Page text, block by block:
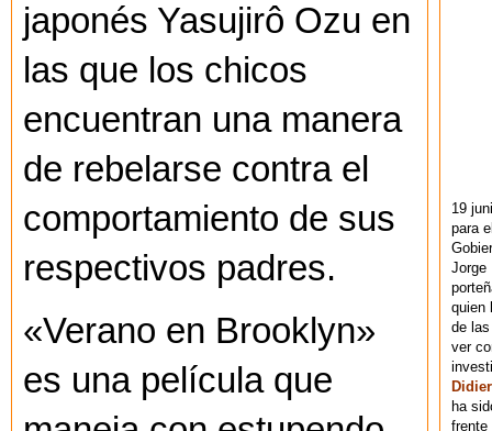
japonés Yasujirô Ozu en
las que los chicos
encuentran una manera
de rebelarse contra el
comportamiento de sus
respectivos padres.
«Verano en Brooklyn»
es una película que
19
para
Jorge
quien
de
ver
Didier
ha
frente